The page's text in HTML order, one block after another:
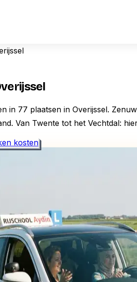
in 77 plaatsen in Overijssel.
Van Twente tot het Vechtdal:
kosten